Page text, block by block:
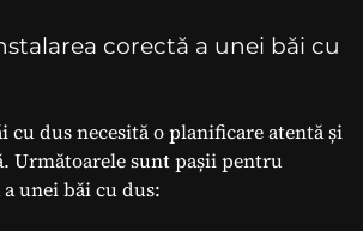
corectă a unei băi cu
cu dus necesită o planificare atentă și
Următoarele sunt pașii pentru
unei băi cu dus: